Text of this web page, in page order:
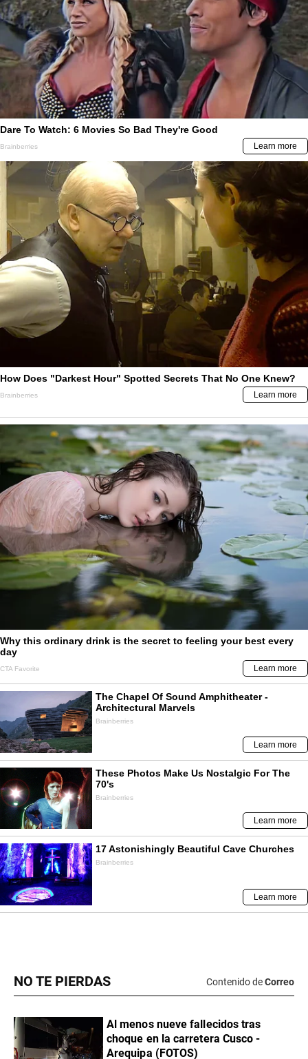
NO TE PIERDAS Contenido deCorreo
Al menos nueve fallecidos tras
choque en la carretera Cusco -
Arequipa (FOTOS)